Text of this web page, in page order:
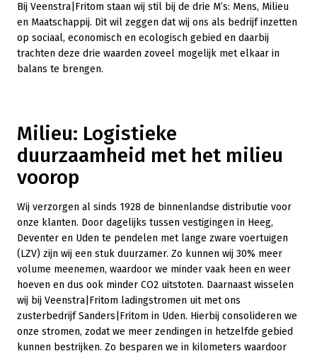
Bij Veenstra|Fritom staan wij stil bij de drie M’s: Mens, Milieu
en Maatschappij. Dit wil zeggen dat wij ons als bedrijf inzetten
op sociaal, economisch en ecologisch gebied en daarbij
trachten deze drie waarden zoveel mogelijk met elkaar in
balans te brengen.
Milieu: Logistieke
duurzaamheid met het milieu
voorop
Wij verzorgen al sinds 1928 de binnenlandse distributie voor
onze klanten. Door dagelijks tussen vestigingen in Heeg,
Deventer en Uden te pendelen met lange zware voertuigen
(LZV) zijn wij een stuk duurzamer. Zo kunnen wij 30% meer
volume meenemen, waardoor we minder vaak heen en weer
hoeven en dus ook minder CO2 uitstoten. Daarnaast wisselen
wij bij Veenstra|Fritom ladingstromen uit met ons
zusterbedrijf Sanders|Fritom in Uden. Hierbij consolideren we
onze stromen, zodat we meer zendingen in hetzelfde gebied
kunnen bestrijken. Zo besparen we in kilometers waardoor